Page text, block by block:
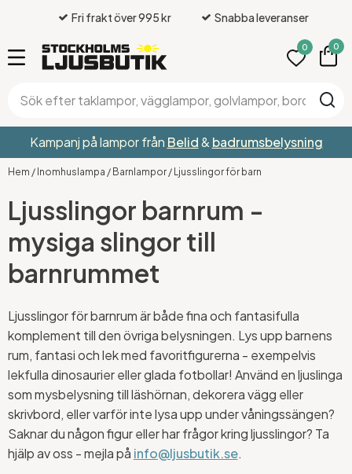
Fri frakt över 995 kr Snabba leveranser
0 0
Kampanj på lampor från Belid& badrumsbelysning
Hem / Inomhuslampa / Barnlampor/ Ljusslingor för barn
Ljusslingor barnrum -
mysiga slingor till
barnrummet
Ljusslingor för barnrum är både fina och fantasifulla
komplement till den övriga belysningen. Lys upp barnens
rum, fantasi och lek med favoritfigurerna - exempelvis
lekfulla dinosaurier eller glada fotbollar! Använd en ljuslinga
som mysbelysning till läshörnan, dekorera vägg eller
skrivbord, eller varför inte lysa upp under våningssängen?
Saknar du någon figur eller har frågor kring ljusslingor? Ta
hjälp av oss - mejla på info@ljusbutik.se.